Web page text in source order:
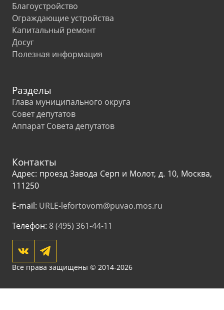
Благоустройство
Ограждающие устройства
Капитальный ремонт
Досуг
Полезная информация
Разделы
Глава муниципального округа
Совет депутатов
Аппарат Совета депутатов
Контакты
Адрес: проезд Завода Серп и Молот, д. 10, Москва,
111250
E-mail: URLE-lefortovom@puvao.mos.ru
Телефон: 8 (495) 361-44-11
Все права защищены © 2014-2026